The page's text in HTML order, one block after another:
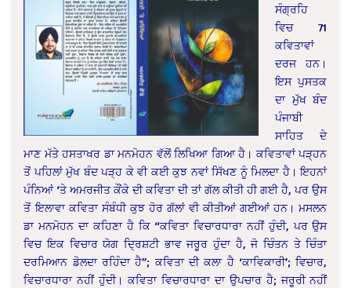
ਸੰਗ੍ਰਹਿ
ਵਿਚ 71
ਕਵਿਤਾਵਾਂ
ਦਰਜ ਹਨ।
ਇਸ ਪੁਸਤਕ
ਦਾ ਮੁੱਖ ਬੰਦ
ਪੰਜਾਬੀ
ਸਾਹਿਤ ਦੇ
ਮਾਣ ਮੱਤੇ ਹਸਤਾਖਰ ਡਾ ਮਨਮੋਹਨ ਵੱਲੋਂ ਲਿਖਿਆ ਗਿਆ ਹੈ। ਕਵਿਤਾਵਾਂ ਪੜ੍ਹਨ
ਤੋਂ ਪਹਿਲਾਂ ਮੁੱਖ ਬੰਦ ਪੜ੍ਹ ਕੇ ਵੀ ਕਈ ਕੁਝ ਨਵਾਂ ਸਿੱਖਣ ਨੂੰ ਮਿਲਦਾ ਹੈ। ਇਹਨਾਂ
ਪੰਨਿਆਂ ‘ਤੇ ਅਮਰਜੀਤ ਕੌਂਕੇ ਦੀ ਕਵਿਤਾ ਦੀ ਤਾਂ ਗੱਲ ਕੀਤੀ ਹੀ ਗਈ ਹੈ, ਪਰ ਉਸ
ਤੋਂ ਇਲਾਵਾ ਕਵਿਤਾ ਸੰਬੰਧੀ ਕੁਝ ਹੋਰ ਗੱਲਾਂ ਵੀ ਕੀਤੀਆਂ ਗਈਆਂ ਹਨ। ਮਸਲਨ
ਡਾ ਮਨਮੋਹਨ ਦਾ ਕਹਿਣਾ ਹੈ ਕਿ “ਕਵਿਤਾ ਵਿਚਾਰਧਾਰਾ ਨਹੀਂ ਹੁੰਦੀ, ਪਰ ਉਸ
ਵਿਚ ਇਕ ਵਿਚਾਰ ਯੋਗ ਦ੍ਰਿਸ਼ਟੀ ਭਾਵ ਜਰੂਰ ਹੁੰਦਾ ਹੈ, ਜੋ ਚਿੰਤਨ ਤੇ ਚਿੰਤਾ
ਦਰਮਿਆਨ ਡੋਲਦਾ ਰਹਿੰਦਾ ਹੈ”; ਕਵਿਤਾ ਦੀ ਕਲਾ ਹੈ ‘ਕਾਵਿਕਾਰੀ’; ਵਿਚਾਰ,
ਵਿਚਾਰਧਾਰਾ ਨਹੀਂ ਹੁੰਦੀ। ਕਵਿਤਾ ਵਿਚਾਰਧਾਰਾ ਦਾ ਉਪਚਾਰ ਹੈ; ਜਰੂਰੀ ਨਹੀਂ